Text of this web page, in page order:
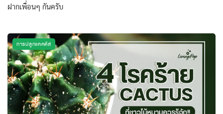
ฝากเพื่อนๆ กันครับ
การปลูกแคคตัส